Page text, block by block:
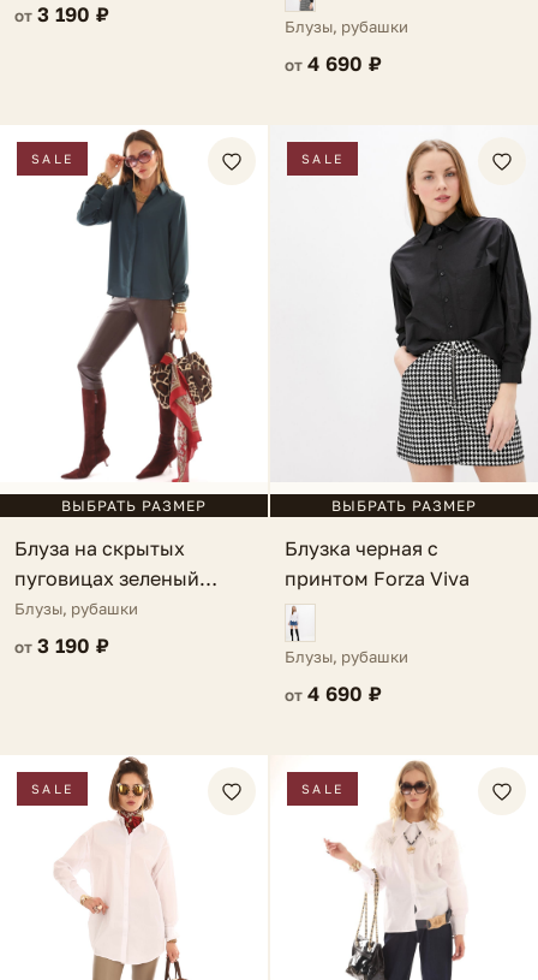
от 3 190 ₽
Блузы, рубашки
от 4 690 ₽
SALE
ВЫБРАТЬ РАЗМЕР
Блуза на скрытых
пуговицах зеленый
бейберри Palizzi
Блузы, рубашки
от 3 190 ₽
SALE
ВЫБРАТЬ РАЗМЕР
Блузка черная с
принтом Forza Viva
Блузы, рубашки
от 4 690 ₽
SALE SALE